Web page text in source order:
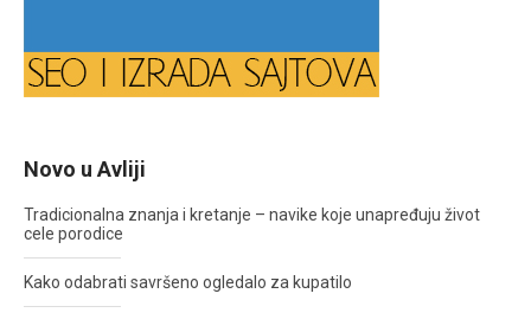
Novo u Avliji
Tradicionalna znanja i kretanje – navike koje unapređuju život
cele porodice
Kako odabrati savršeno ogledalo za kupatilo